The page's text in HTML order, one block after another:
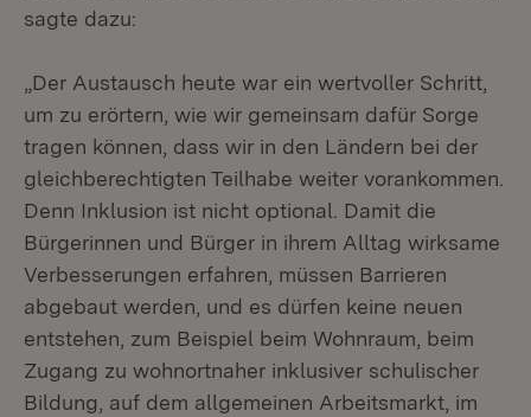
sagte dazu:
„Der Austausch heute war ein wertvoller Schritt,
um zu erörtern, wie wir gemeinsam dafür Sorge
tragen können, dass wir in den Ländern bei der
gleichberechtigten Teilhabe weiter vorankommen.
Denn Inklusion ist nicht optional. Damit die
Bürgerinnen und Bürger in ihrem Alltag wirksame
Verbesserungen erfahren, müssen Barrieren
abgebaut werden, und es dürfen keine neuen
entstehen, zum Beispiel beim Wohnraum, beim
Zugang zu wohnortnaher inklusiver schulischer
Bildung, auf dem allgemeinen Arbeitsmarkt, im